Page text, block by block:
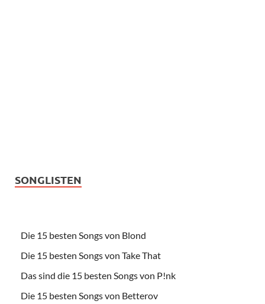
SONGLISTEN
Die 15 besten Songs von Blond
Die 15 besten Songs von Take That
Das sind die 15 besten Songs von P!nk
Die 15 besten Songs von Betterov